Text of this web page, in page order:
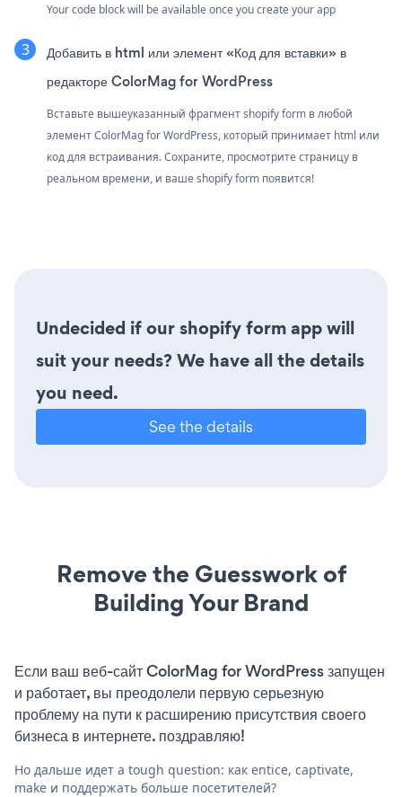
Your code block will be available once you create your app
Добавить в html или элемент «Код для вставки» в
редакторе ColorMag for WordPress
Вставьте вышеуказанный фрагмент shopify form в любой
элемент ColorMag for WordPress, который принимает html или
код для встраивания. Сохраните, просмотрите страницу в
реальном времени, и ваше shopify form появится!
Undecided if our shopify form app will
suit your needs? We have all the details
you need.
See the details
Remove the Guesswork of
Building Your Brand
Если ваш веб-сайт ColorMag for WordPress запущен
и работает, вы преодолели первую серьезную
проблему на пути к расширению присутствия своего
бизнеса в интернете. поздравляю!
Но дальше идет a tough question: как entice, captivate,
make и поддержать больше посетителей?